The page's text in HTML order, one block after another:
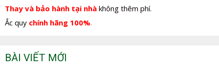
Thay và bảo hành tại nhà không thêm phí.
Ắc quy chính hãng 100%.
BÀI VIẾT MỚI